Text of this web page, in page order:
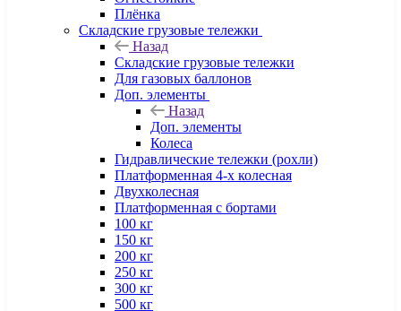
Плёнка
Складские грузовые тележки
Назад
Складские грузовые тележки
Для газовых баллонов
Доп. элементы
Назад
Доп. элементы
Колеса
Гидравлические тележки (рохли)
Платформенная 4-х колесная
Двухколесная
Платформенная с бортами
100 кг
150 кг
200 кг
250 кг
300 кг
500 кг